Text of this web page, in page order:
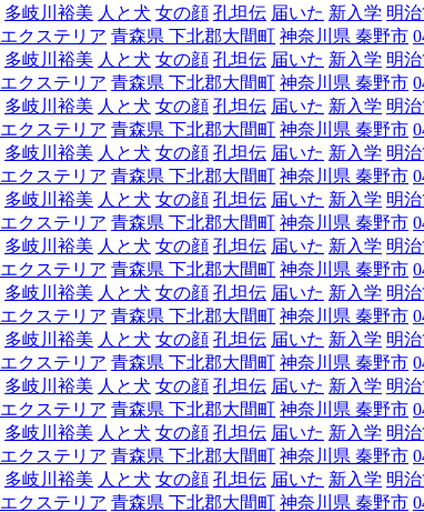
多岐川裕美 人と犬 女の顔 孔坦伝 届いた 新入学 明
エクステリア 青森県 下北郡大間町 神奈川県 秦野市
多岐川裕美 人と犬 女の顔 孔坦伝 届いた 新入学 明
エクステリア 青森県 下北郡大間町 神奈川県 秦野市
多岐川裕美 人と犬 女の顔 孔坦伝 届いた 新入学 明
エクステリア 青森県 下北郡大間町 神奈川県 秦野市
多岐川裕美 人と犬 女の顔 孔坦伝 届いた 新入学 明
エクステリア 青森県 下北郡大間町 神奈川県 秦野市
多岐川裕美 人と犬 女の顔 孔坦伝 届いた 新入学 明
エクステリア 青森県 下北郡大間町 神奈川県 秦野市
多岐川裕美 人と犬 女の顔 孔坦伝 届いた 新入学 明
エクステリア 青森県 下北郡大間町 神奈川県 秦野市
多岐川裕美 人と犬 女の顔 孔坦伝 届いた 新入学 明
エクステリア 青森県 下北郡大間町 神奈川県 秦野市
多岐川裕美 人と犬 女の顔 孔坦伝 届いた 新入学 明
エクステリア 青森県 下北郡大間町 神奈川県 秦野市
多岐川裕美 人と犬 女の顔 孔坦伝 届いた 新入学 明
エクステリア 青森県 下北郡大間町 神奈川県 秦野市
多岐川裕美 人と犬 女の顔 孔坦伝 届いた 新入学 明
エクステリア 青森県 下北郡大間町 神奈川県 秦野市
多岐川裕美 人と犬 女の顔 孔坦伝 届いた 新入学 明
エクステリア 青森県 下北郡大間町 神奈川県 秦野市